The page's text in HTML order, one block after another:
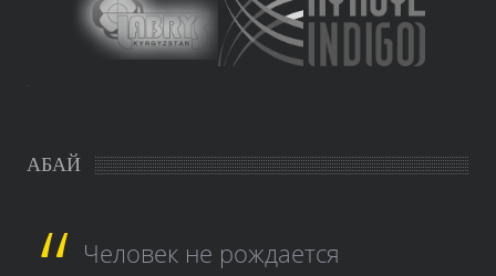
АБАЙ
Человек не рождается